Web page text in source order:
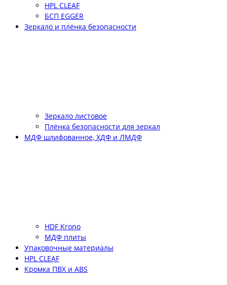
HPL CLEAF
БСП EGGER
Зеркало и плёнка безопасности
Зеркало листовое
Плёнка безопасности для зеркал
МДФ шлифованное, ХДФ и ЛМДФ
HDF Krono
МДФ плиты
Упаковочные материалы
HPL CLEAF
Кромка ПВХ и ABS